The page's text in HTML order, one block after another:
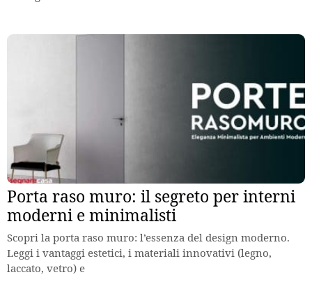
Porta raso muro: il segreto per interni
moderni e minimalisti
Scopri la porta raso muro: l’essenza del design moderno.
Leggi i vantaggi estetici, i materiali innovativi (legno,
laccato, vetro) e